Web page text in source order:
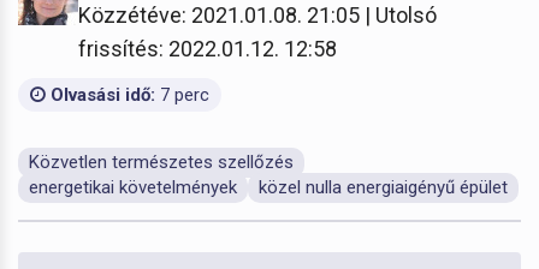
Közzétéve: 2021.01.08. 21:05 | Utolsó
frissítés: 2022.01.12. 12:58
Olvasási idő: 7 perc
Közvetlen természetes szellőzés
energetikai követelmények
közel nulla energiaigényű épület